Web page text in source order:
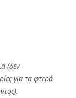
(δεν
για τα φτερά